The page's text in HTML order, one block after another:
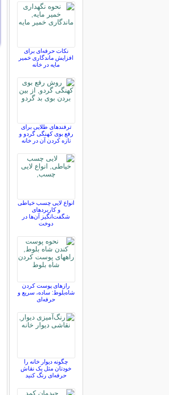
نکات حرفه‌ای برای
افزایش ماندگاری خمیر
مایه در خانه
ترفندهای طلایی برای
رفع بوی کهنگی گردو و
تازه کردن آن در خانه
انواع لایی چسب خیاطی
و کاربردهای
شگفت‌انگیز آن‌ها در
دوخت
رازهای پوست کردن
شاه‌بلوط: ساده، سریع و
حرفه‌ای
چگونه دیوار خانه را
خودتان مثل یک نقاش
حرفه‌ای رنگ کنید